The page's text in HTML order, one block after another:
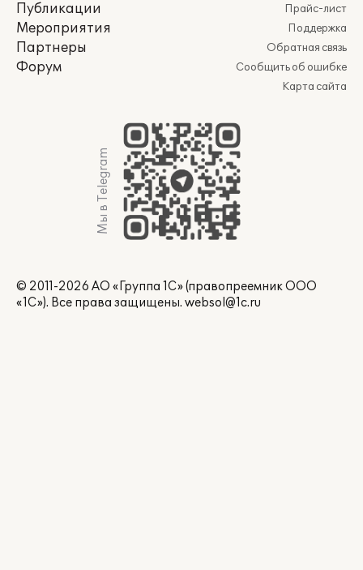
Публикации
Мероприятия
Партнеры
Форум
Прайс-лист
Поддержка
Обратная связь
Сообщить об ошибке
Карта сайта
Мы в Telegram
© 2011-2026 АО «Группа 1С» (правопреемник ООО
«1С»). Все права защищены. websol@1c.ru